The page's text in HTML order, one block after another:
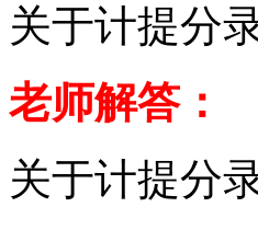
关于计提分
老师解答：
关于计提分